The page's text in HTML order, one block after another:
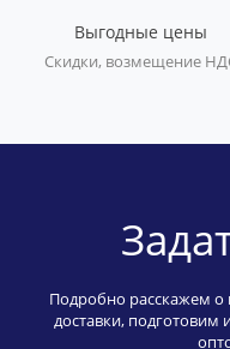
Выгодные цены
Скидки, возмещение
Подробно расскажем о
доставки, подготовим